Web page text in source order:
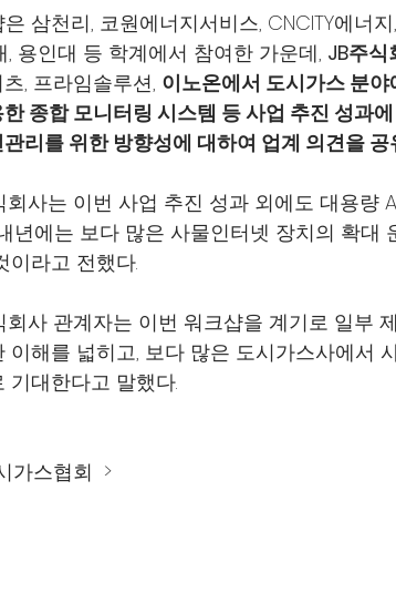
삼천리, 코원에너지서비스, CNCITY에너
, 용인대 등 학계에서 참여한 가운데, JB주
, 프라임솔루션, 이노온에서 도시가스 분
종합 모니터링 시스템 등 사업 추진 성과
리를 위한 방향성에 대하여 업계 의견을
회사는 이번 사업 추진 성과 외에도 대용량
년에는 보다 많은 사물인터넷 장치의 확대
이라고 전했다.
회사 관계자는 이번 워크샵을 계기로 일부
이해를 넓히고, 보다 많은 도시가스사에서
기대한다고 말했다.
가스협회  >